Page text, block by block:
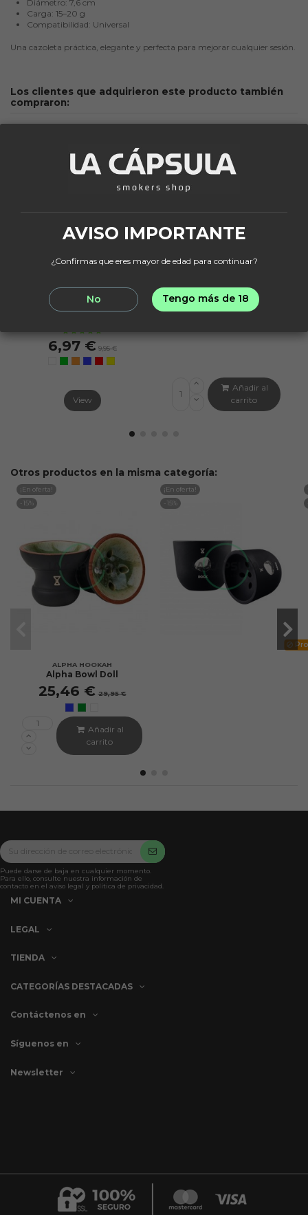
Diámetro: 7,6 cm
Carga: 15–20 g
Compatibilidad: Universal
Una cazoleta práctica, elegante y perfecta para mejorar cualquier sesión.
Los clientes que adquirieron este producto también
compraron:
LA CÁPSULA
Boquilla Space Gold La
6,97 € 9,95 €
View
KALOUD
Gestor Galaxy
Añadir al
carrito
Otros productos en la misma categoría:
¡En oferta!
-15%
ALPHA HOOKAH
Alpha Bowl Doll
25,46 € 29,95 €
Añadir al
carrito
¡En oferta!
-15%
Puede darse de baja en cualquier momento.
Para ello, consulte nuestra información de
contacto en el aviso legal y política de privacidad.
MI CUENTA
LEGAL
TIENDA
CATEGORÍAS DESTACADAS
Contáctenos en
AVISO IMPORTANTE
¿Confirmas que eres mayor de edad para continuar?
No Tengo más de 18
Síguenos en
Newsletter